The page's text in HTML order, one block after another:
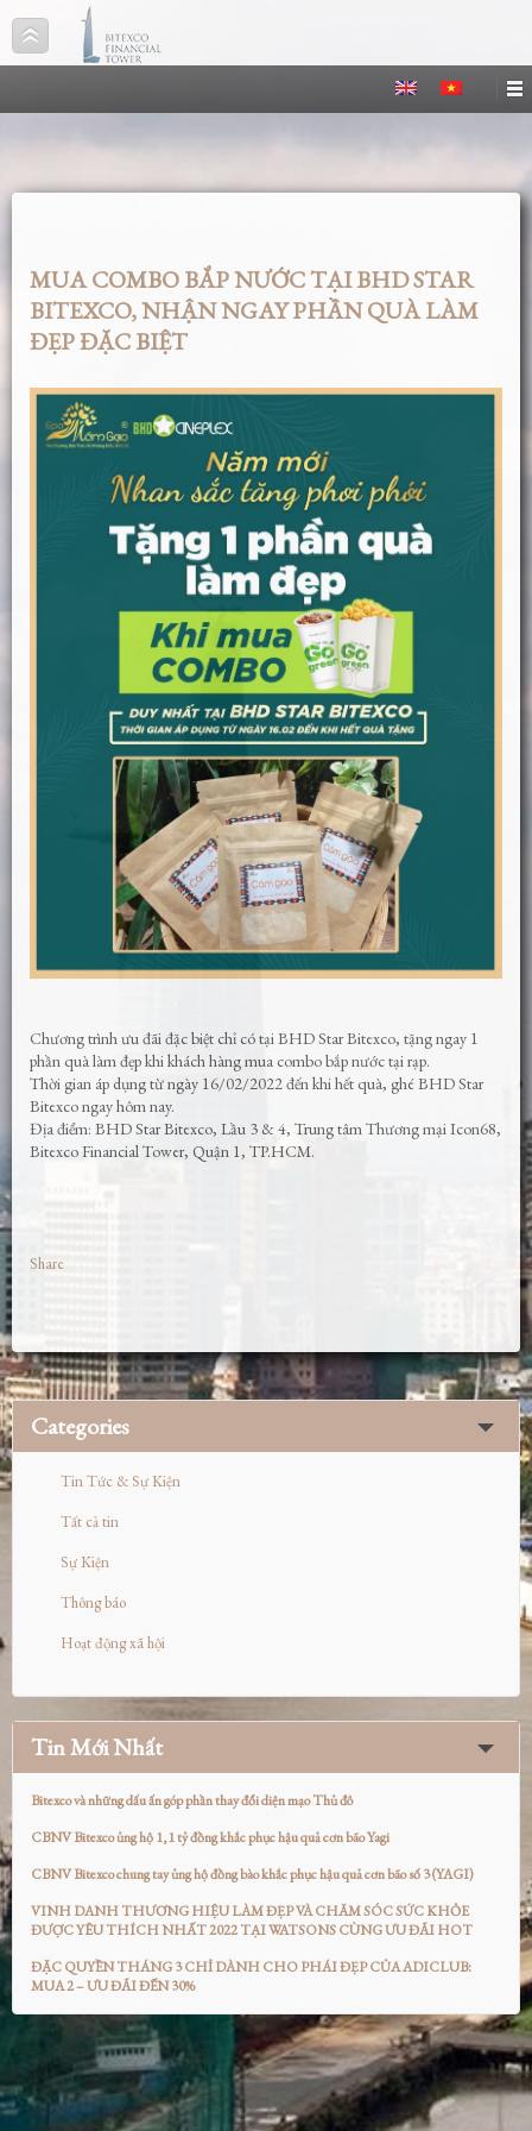
MUA COMBO BẮP NƯỚC TẠI BHD STAR
BITEXCO, NHẬN NGAY PHẦN QUÀ LÀM
ĐẸP ĐẶC BIỆT
Chương trình ưu đãi đặc biệt chỉ có tại BHD Star Bitexco, tặng ngay 1
phần quà làm đẹp khi khách hàng mua combo bắp nước tại rạp.
Thời gian áp dụng từ ngày 16/02/2022 đến khi hết quà, ghé BHD Star
Bitexco ngay hôm nay.
Địa điểm: BHD Star Bitexco, Lầu 3 & 4, Trung tâm Thương mại Icon68,
Bitexco Financial Tower, Quận 1, TP.HCM.
Share
Categories
Tin Tức & Sự Kiện
Tất cả tin
Sự Kiện
Thông báo
Hoạt động xã hội
Tin Mới Nhất
Bitexco và những dấu ấn góp phần thay đổi diện mạo Thủ đô
CBNV Bitexco ủng hộ 1,1 tỷ đồng khắc phục hậu quả cơn bão Yagi
CBNV Bitexco chung tay ủng hộ đồng bào khắc phục hậu quả cơn bão số 3 (YAGI)
VINH DANH THƯƠNG HIỆU LÀM ĐẸP VÀ CHĂM SÓC SỨC KHỎE
ĐƯỢC YÊU THÍCH NHẤT 2022 TẠI WATSONS CÙNG ƯU ĐÃI HOT
ĐẶC QUYỀN THÁNG 3 CHỈ DÀNH CHO PHÁI ĐẸP CỦA ADICLUB:
MUA 2 – ƯU ĐÃI ĐẾN 30%